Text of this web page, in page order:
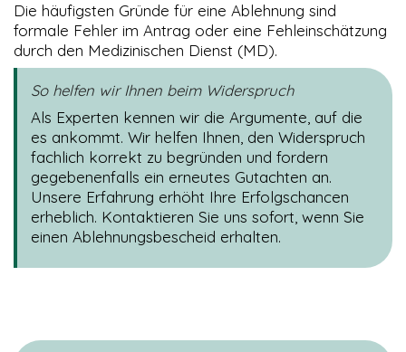
Die häufigsten Gründe für eine Ablehnung sind
formale Fehler im Antrag oder eine Fehleinschätzung
durch den Medizinischen Dienst (MD).
So helfen wir Ihnen beim Widerspruch
Als Experten kennen wir die Argumente, auf die
es ankommt. Wir helfen Ihnen, den Widerspruch
fachlich korrekt zu begründen und fordern
gegebenenfalls ein erneutes Gutachten an.
Unsere Erfahrung erhöht Ihre Erfolgschancen
erheblich. Kontaktieren Sie uns sofort, wenn Sie
einen Ablehnungsbescheid erhalten.